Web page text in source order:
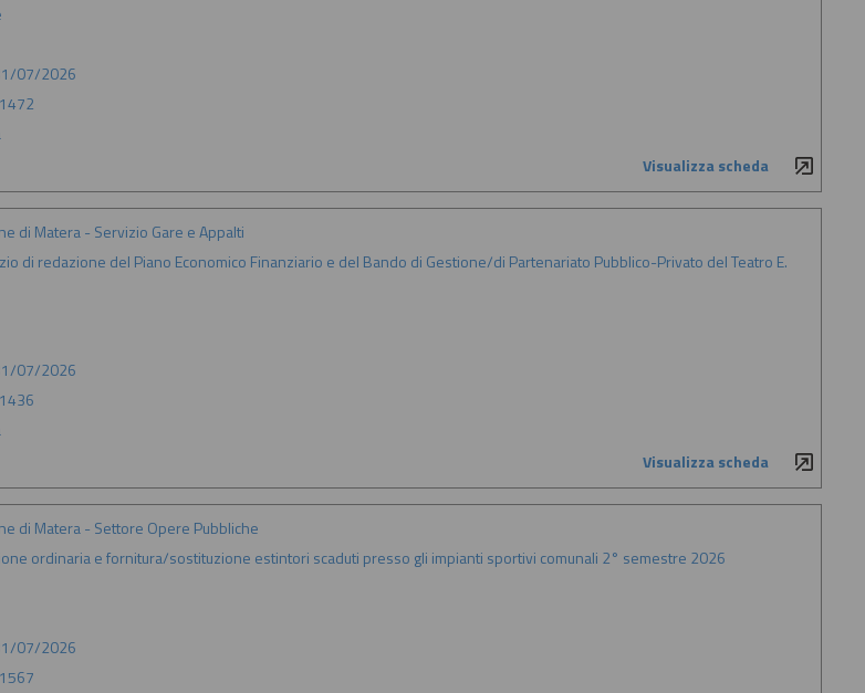
07/2026
Visualizza scheda
di Matera - Servizio Gare e Appalti
di redazione del Piano Economico Finanziario e del Bando di Gestione/di Partenariato Pubblico-Privato del Teatro E.
07/2026
Visualizza scheda
di Matera - Settore Opere Pubbliche
ordinaria e fornitura/sostituzione estintori scaduti presso gli impianti sportivi comunali 2° semestre 2026
07/2026